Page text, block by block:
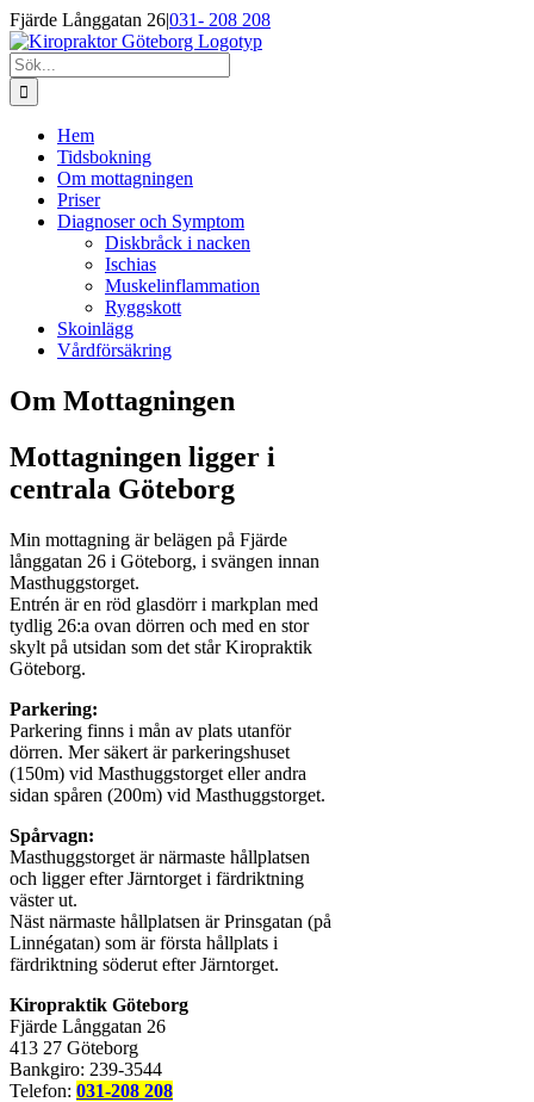
Fortsätt
till
innehållet
Fjärde Långgatan 26|031- 208 208
Sök
efter:
Hem
Tidsbokning
Om mottagningen
Priser
Diagnoser och Symptom
Diskbråck i nacken
Ischias
Muskelinflammation
Ryggskott
Skoinlägg
Vårdförsäkring
Om Mottagningen
Mottagningen ligger i
centrala Göteborg
Min mottagning är belägen på Fjärde
långgatan 26 i Göteborg, i svängen innan
Masthuggstorget.
Entrén är en röd glasdörr i markplan med
tydlig 26:a ovan dörren och med en stor
skylt på utsidan som det står Kiropraktik
Göteborg.
Parkering:
Parkering finns i mån av plats utanför
dörren. Mer säkert är parkeringshuset
(150m) vid Masthuggstorget eller andra
sidan spåren (200m) vid Masthuggstorget.
Spårvagn:
Masthuggstorget är närmaste hållplatsen
och ligger efter Järntorget i färdriktning
väster ut.
Näst närmaste hållplatsen är Prinsgatan (på
Linnégatan) som är första hållplats i
färdriktning söderut efter Järntorget.
Kiropraktik Göteborg
Fjärde Långgatan 26
413 27 Göteborg
Bankgiro: 239-3544
Telefon: 031-208 208